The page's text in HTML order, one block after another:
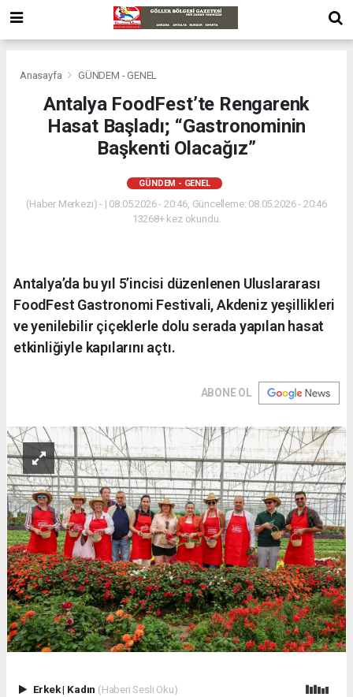
Anasayfa GÜNDEM - GENEL
Antalya FoodFest’te Rengarenk
Hasat Başladı; “Gastronominin
Başkenti Olacağız”
GÜNDEM - GENEL
(Haber Merkezi) - | 08.05.2026 - 20:46, Güncelleme: 08.05.2026 - 20:46
13268+ kez okundu.
Antalya’da bu yıl 5’incisi düzenlenen Uluslararası
FoodFest Gastronomi Festivali, Akdeniz yeşillikleri
ve yenilebilir çiçeklerle dolu serada yapılan hasat
etkinliğiyle kapılarını açtı.
ABONE OL
Erkek| Kadın (Haberi Sesli Oku)